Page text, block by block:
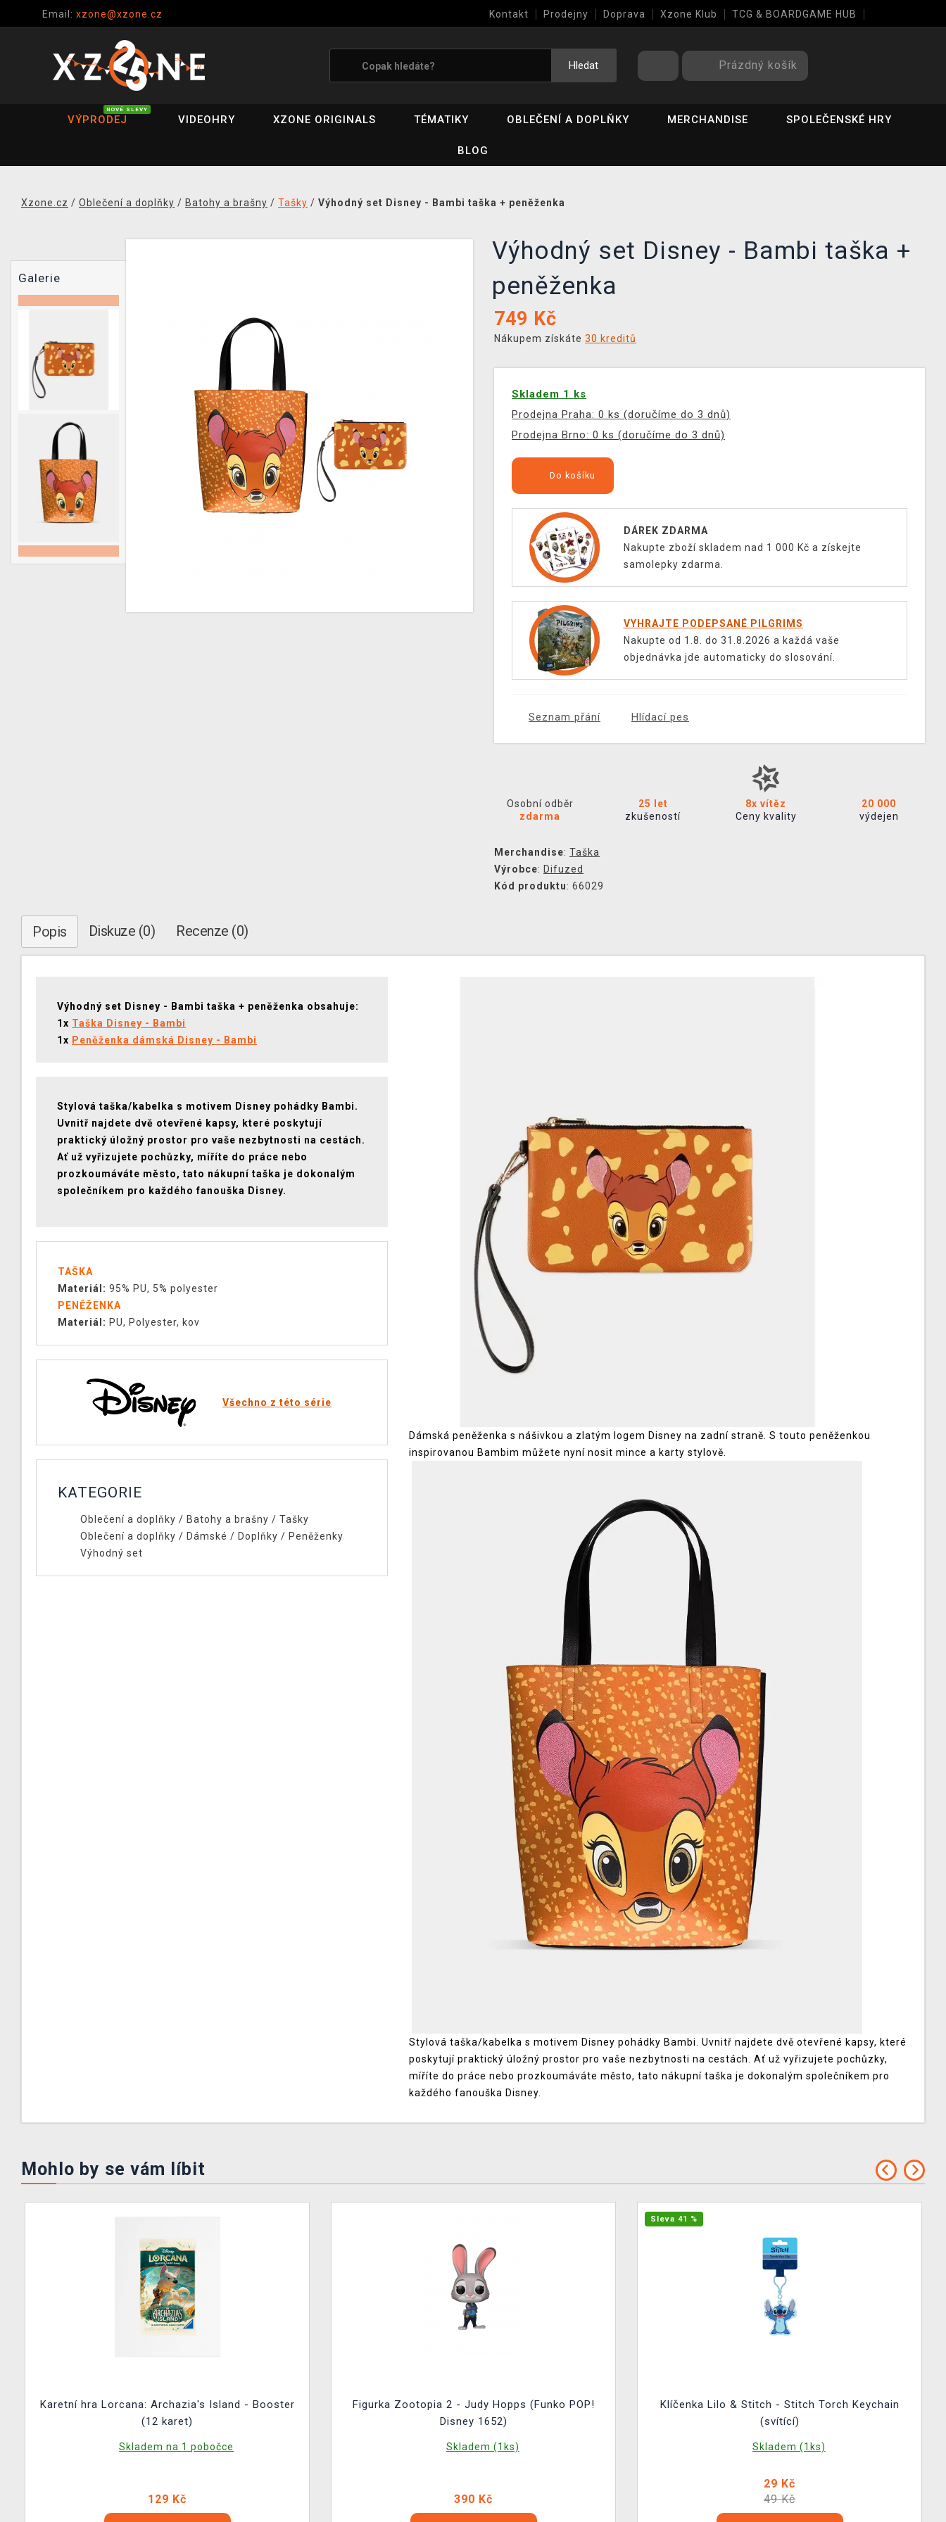
Email: xzone@xzone.cz Kontakt Prodejny Doprava Xzone Klub TCG & BOARDGAME HUB
Hledat Prázdný košík
VÝPRODEJ
NOVÉ SLEVY
VIDEOHRY XZONE ORIGINALS TÉMATIKY OBLEČENÍ A DOPLŇKY MERCHANDISE SPOLEČENSKÉ HRY
BLOG
Xzone.cz / Oblečení a doplňky / Batohy a brašny / Tašky / Výhodný set Disney - Bambi taška + peněženka
Galerie
Výhodný set Disney - Bambi taška +
peněženka
749 Kč
Nákupem získáte 30 kreditů
Skladem 1 ks
Prodejna Praha: 0 ks (doručíme do 3 dnů)
Prodejna Brno: 0 ks (doručíme do 3 dnů)
Do košíku
DÁREK ZDARMA
Nakupte zboží skladem nad 1 000 Kč a získejte
samolepky zdarma.
VYHRAJTE PODEPSANÉ PILGRIMS
Nakupte od 1.8. do 31.8.2026 a každá vaše
objednávka jde automaticky do slosování.
Seznam přání Hlídací pes
Osobní odběr
zdarma
25 let
zkušeností
8x vítěz
Ceny kvality
20 000
výdejen
Merchandise: Taška
Výrobce: Difuzed
Kód produktu: 66029
Popis Diskuze (0) Recenze (0)
Výhodný set Disney - Bambi taška + peněženka obsahuje:
1x Taška Disney - Bambi
1x Peněženka dámská Disney - Bambi
Stylová taška/kabelka s motivem Disney pohádky Bambi.
Uvnitř najdete dvě otevřené kapsy, které poskytují
praktický úložný prostor pro vaše nezbytnosti na cestách.
Ať už vyřizujete pochůzky, míříte do práce nebo
prozkoumáváte město, tato nákupní taška je dokonalým
společníkem pro každého fanouška Disney.
TAŠKA
Materiál: 95% PU, 5% polyester
PENĚŽENKA
Materiál: PU, Polyester, kov
Všechno z této série
KATEGORIE
Oblečení a doplňky / Batohy a brašny / Tašky
Oblečení a doplňky / Dámské / Doplňky / Peněženky
Výhodný set
Dámská peněženka s nášivkou a zlatým logem Disney na zadní straně. S touto peněženkou
inspirovanou Bambim můžete nyní nosit mince a karty stylově.
Stylová taška/kabelka s motivem Disney pohádky Bambi. Uvnitř najdete dvě otevřené kapsy, které
poskytují praktický úložný prostor pro vaše nezbytnosti na cestách. Ať už vyřizujete pochůzky,
míříte do práce nebo prozkoumáváte město, tato nákupní taška je dokonalým společníkem pro
každého fanouška Disney.
Mohlo by se vám líbit
Karetní hra Lorcana: Archazia's Island - Booster
(12 karet)
Skladem na 1 pobočce
129 Kč
Figurka Zootopia 2 - Judy Hopps (Funko POP!
Disney 1652)
Skladem (1ks)
390 Kč
Sleva 41 %
Klíčenka Lilo & Stitch - Stitch Torch Keychain
(svítící)
Skladem (1ks)
29 Kč
49 Kč